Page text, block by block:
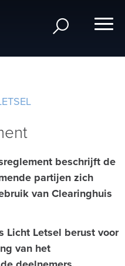
beschrijft de
partijen zich
van Clearinghuis
Licht Letsel berust voor
van het